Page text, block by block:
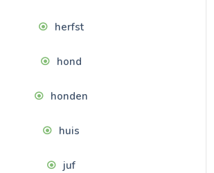
herfst
hond
honden
huis
juf